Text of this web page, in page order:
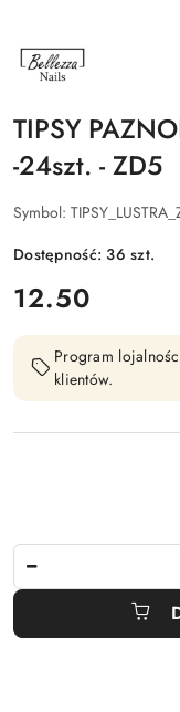
NAZWA
PRODUCENTA:
BELLEZZA
TIPSY
-24szt. - ZD5
Symbol:
Dostępność:36szt.
cena:
12.50
Program
klientów.